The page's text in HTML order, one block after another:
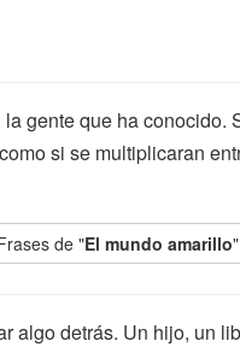
gente que ha conocido.
si se multiplicaran
de "El mundo amarillo
algo detrás. Un hijo, un